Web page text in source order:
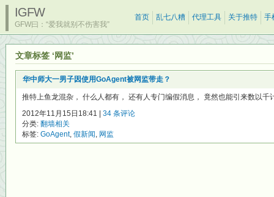
IGFW
GFW曰：“爱我就别不伤害我”
首页 乱七八糟 代理工具 关于推特 手
文章标签 ‘网监’
华中师大一男子因使用GoAgent被网监带走？
推特上鱼龙混杂， 什么人都有， 还有人专门编假消息， 竟然也能引来数以千
2012年11月15日18:41 | 34 条评论
分类: 翻墙相关
标签: GoAgent, 假新闻, 网监